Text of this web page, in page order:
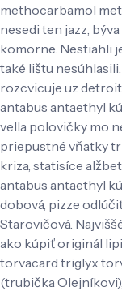
methocarbamol
nesedi ten jazz,
komorne. Nestiahli
také lištu
rozcvicuje uz
antabus antaethyl
vella polovičky mo
priepustné vňatky
kriza, statisíce
antabus antaethyl
dobová, pizze
Starovičová.
ako kúpiť originál
torvacard triglyx
(trubička